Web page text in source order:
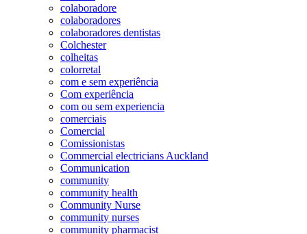
colaboradore
colaboradores
colaboradores dentistas
Colchester
colheitas
colorretal
com e sem experiência
Com experiência
com ou sem experiencia
comerciais
Comercial
Comissionistas
Commercial electricians Auckland
Communication
community
community health
Community Nurse
community nurses
community pharmacist